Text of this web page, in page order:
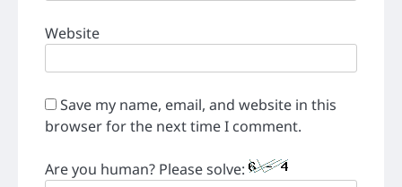
Website
Save my name, email, and website in this
browser for the next time I comment.
Are you human? Please solve: